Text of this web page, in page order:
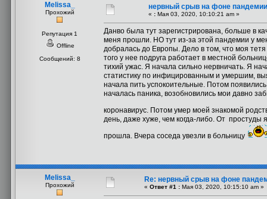
Melissa_
Прохожий
Репутация 1
Offline
Сообщений: 8
нервный срыв на фоне пандемии
« : Мая 03, 2020, 10:10:21 am »
Данво была тут зарегистрирована, больше в
меня прошли. НО тут из-за этой пандемии у
добралась до Европы. Дело в том, что моя
того у нее подруга работает в местной
тихий ужас. Я начала сильно нервничать. Я
статистику по инфицированным и умершим,
начала пить успокоительные. Потом
началась паника, возобновились мои давно
коронавирус. Потом умер моей знакомой
день, даже хуже, чем когда-либо. От простуды
прошла. Вчера соседа увезли в больницу
Melissa_
Прохожий
Re: нервный срыв на фоне
« Ответ #1 : Мая 03, 2020, 10:15:10 am »